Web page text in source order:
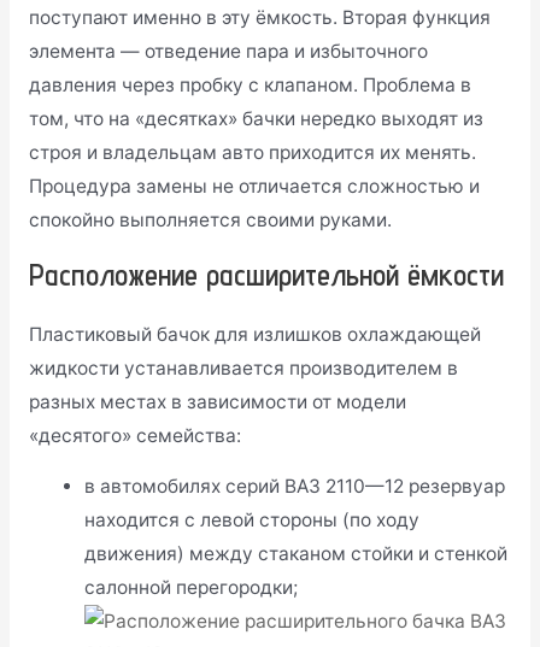
поступают именно в эту ёмкость. Вторая функция
элемента — отведение пара и избыточного
давления через пробку с клапаном. Проблема в
том, что на «десятках» бачки нередко выходят из
строя и владельцам авто приходится их менять.
Процедура замены не отличается сложностью и
спокойно выполняется своими руками.
Расположение расширительной ёмкости
Пластиковый бачок для излишков охлаждающей
жидкости устанавливается производителем в
разных местах в зависимости от модели
«десятого» семейства:
в автомобилях серий ВАЗ 2110—12 резервуар
находится с левой стороны (по ходу
движения) между стаканом стойки и стенкой
салонной перегородки;